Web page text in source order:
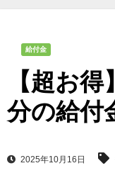
給付金
【超お
分の給付
2025年10月16日